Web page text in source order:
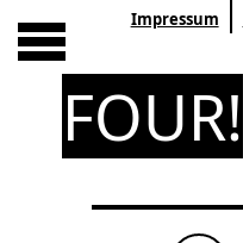
Impressum
FOUR!